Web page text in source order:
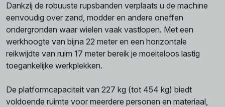
Dankzij de robuuste rupsbanden verplaats u de machine
eenvoudig over zand, modder en andere oneffen
ondergronden waar wielen vaak vastlopen. Met een
werkhoogte van bijna 22 meter en een horizontale
reikwijdte van ruim 17 meter bereik je moeiteloos lastig
toegankelijke werkplekken.
De platformcapaciteit van 227 kg (tot 454 kg) biedt
voldoende ruimte voor meerdere personen en materiaal,